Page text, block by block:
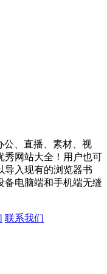
公、直播、素材、视
秀网站大全！用户也可
导入现有的浏览器书
备电脑端和手机端无缝
联系我们